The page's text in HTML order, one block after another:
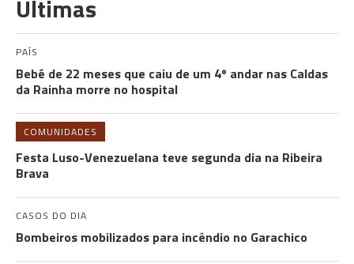
Últimas
PAÍS
Bebé de 22 meses que caiu de um 4º andar nas Caldas
da Rainha morre no hospital
COMUNIDADES
Festa Luso-Venezuelana teve segunda dia na Ribeira
Brava
CASOS DO DIA
Bombeiros mobilizados para incêndio no Garachico